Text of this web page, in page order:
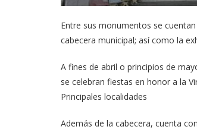
Entre sus monumentos se
cabecera municipal; así como la
A fines de abril o principios de
se celebran fiestas en honor a la
Principales localidades
Además de la cabecera, cuenta